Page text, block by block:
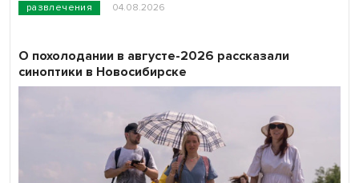
развлечения 04.08.2026
О похолодании в августе-2026 рассказали
синоптики в Новосибирске